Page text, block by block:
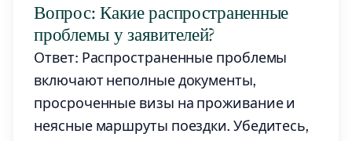
Вопрос: Какие распространенные
проблемы у заявителей?
Ответ: Распространенные проблемы
включают неполные документы,
просроченные визы на проживание и
неясные маршруты поездки. Убедитесь,